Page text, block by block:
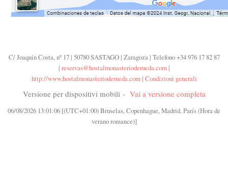
C/ Joaquín Costa, nº 17 | 50780 SASTAGO | Zaragoza | Telefono +34 976 17 82 87
| reservas@hostalmonasterioderueda.com |
http://www.hostalmonasterioderueda.com | Condizioni generali
Versione per dispositivi mobili - Vai a versione completa
06/08/2026 13:01:06 [(UTC+01:00) Bruselas, Copenhague, Madrid, París (Hora de
verano romance)]